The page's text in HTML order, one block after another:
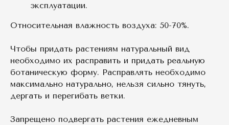
эксплуатации.
Относительная влажность воздуха: 50-70%.
Чтобы придать растениям натуральный вид
необходимо их расправить и придать реальную
ботаническую форму. Расправлять необходимо
максимально натурально, нельзя сильно тянуть,
дергать и перегибать ветки.
Запрещено подвергать растения ежедневным